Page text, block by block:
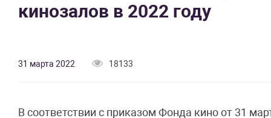
кинозалов в 2022 году
31 марта 2022 18133
В соответствии с приказом Фонда кино от 31